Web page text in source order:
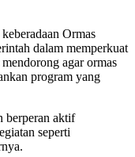
Ormas
dalam memperkuat
agar ormas
program yang
berperan aktif
seperti